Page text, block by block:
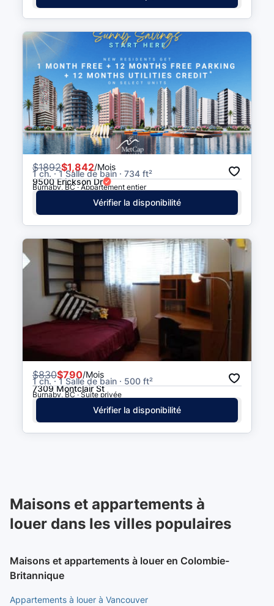
$1892$1,842/Mois
1 ch. · 1 Salle de bain · 734 ft²
9500 Erickson Dr
Burnaby, BC · Appartement entier
Vérifier la disponibilité
$830$790/Mois
1 ch. · 1 Salle de bain · 500 ft²
7309 Montclair St
Burnaby, BC · Suite privée
Vérifier la disponibilité
Maisons et appartements à
louer dans les villes populaires
Maisons et appartements à louer en Colombie-
Britannique
Appartements à louer à Vancouver